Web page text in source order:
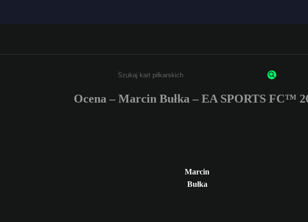
Wpisz co najmniej 3 znaki lub cyfry.
Ocena – Marcin Bułka – EA SPORTS FC™
Marcin
Bułka